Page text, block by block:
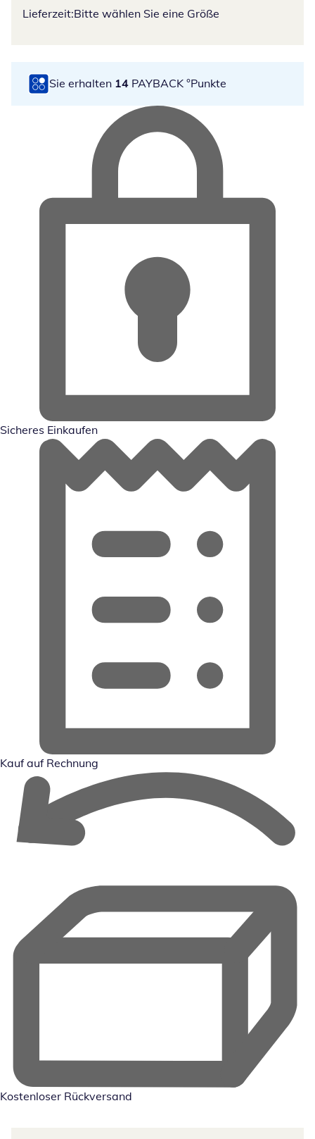
Lieferzeit:Bitte wählen Sie eine Größe
Sie erhalten 14 PAYBACK °Punkte
Sicheres Einkaufen
Kauf auf Rechnung
Kostenloser Rückversand